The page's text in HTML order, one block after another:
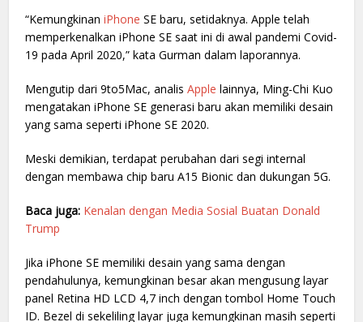
“Kemungkinan iPhone SE baru, setidaknya. Apple telah
memperkenalkan iPhone SE saat ini di awal pandemi Covid-
19 pada April 2020,” kata Gurman dalam laporannya.
Mengutip dari 9to5Mac, analisApple lainnya, Ming-Chi Kuo
mengatakan iPhone SE generasi baru akan memiliki desain
yang sama seperti iPhone SE 2020.
Meski demikian, terdapat perubahan dari segi internal
dengan membawa chip baru A15 Bionic dan dukungan 5G.
Baca juga: Kenalan dengan Media Sosial Buatan Donald
Trump
Jika iPhone SE memiliki desain yang sama dengan
pendahulunya, kemungkinan besar akan mengusung layar
panel Retina HD LCD 4,7 inch dengan tombol Home Touch
ID. Bezel di sekeliling layar juga kemungkinan masih seperti